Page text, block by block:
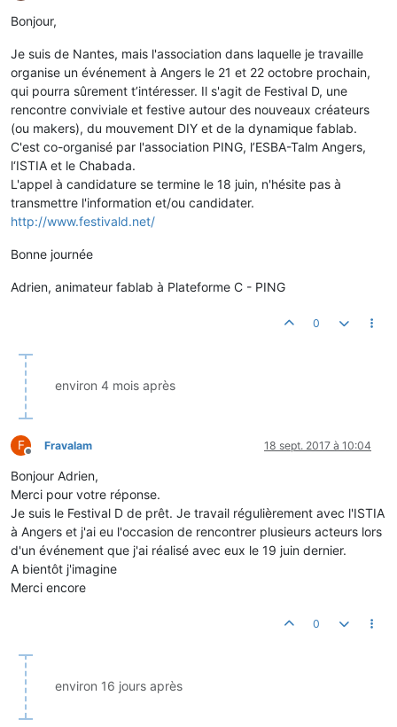
Hors-ligne
Bonjour,
Je suis de Nantes, mais l'association dans laquelle je travaille
organise un événement à Angers le 21 et 22 octobre prochain,
qui pourra sûrement t’intéresser. Il s'agit de Festival D, une
rencontre conviviale et festive autour des nouveaux créateurs
(ou makers), du mouvement DIY et de la dynamique fablab.
C'est co-organisé par l'association PING, l’ESBA-Talm Angers,
l‘ISTIA et le Chabada.
L'appel à candidature se termine le 18 juin, n'hésite pas à
transmettre l'information et/ou candidater.
http://www.festivald.net/
Bonne journée
Adrien, animateur fablab à Plateforme C - PING
0
environ 4 mois après
F
Hors-ligne
Fravalam 18 sept. 2017 à 10:04
Bonjour Adrien,
Merci pour votre réponse.
Je suis le Festival D de prêt. Je travail régulièrement avec l'ISTIA
à Angers et j'ai eu l'occasion de rencontrer plusieurs acteurs lors
d'un événement que j'ai réalisé avec eux le 19 juin dernier.
A bientôt j'imagine
Merci encore
0
environ 16 jours après